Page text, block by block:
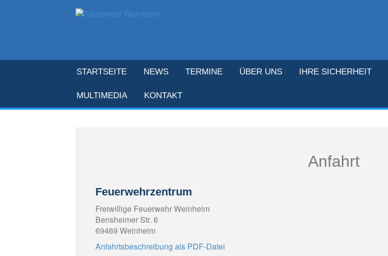
STARTSEITE NEWS TERMINE ÜBER UNS IHRE SICHERHEIT
MULTIMEDIA KONTAKT
Anfahrt
Feuerwehrzentrum
Freiwillige Feuerwehr Weinheim
Bensheimer Str. 6
69469 Weinheim
Anfahrtsbeschreibung als PDF-Datei